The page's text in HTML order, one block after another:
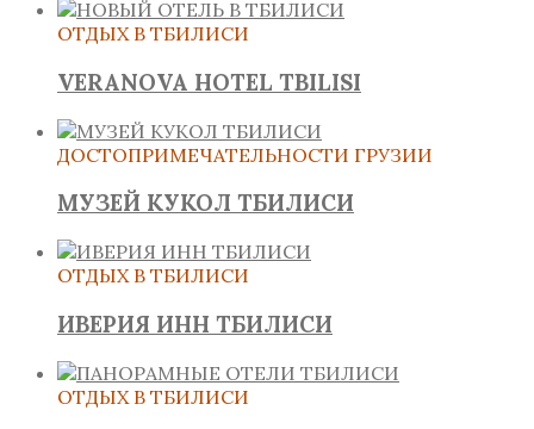
ОТДЫХ В ТБИЛИСИ
VERANOVA HOTEL TBILISI
ДОСТОПРИМЕЧАТЕЛЬНОСТИ ГРУЗИИ
МУЗЕЙ КУКОЛ ТБИЛИСИ
ОТДЫХ В ТБИЛИСИ
ИВЕРИЯ ИНН ТБИЛИСИ
ОТДЫХ В ТБИЛИСИ